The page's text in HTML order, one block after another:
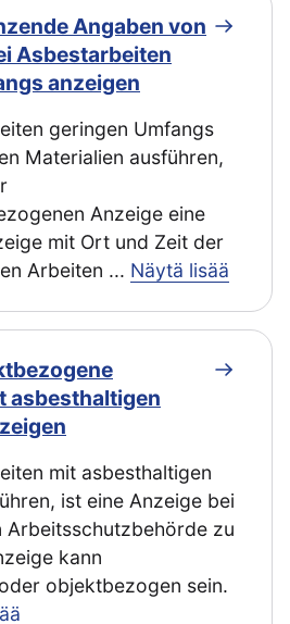
Angaben von
Asbestarbeiten
anzeigen
geringen Umfangs
Materialien ausführen,
Anzeige eine
mit Ort und Zeit der
Arbeiten ... Näytä lisää
asbesthaltigen
mit asbesthaltigen
ist eine Anzeige bei
Arbeitsschutzbehörde zu
kann
objektbezogen sein.